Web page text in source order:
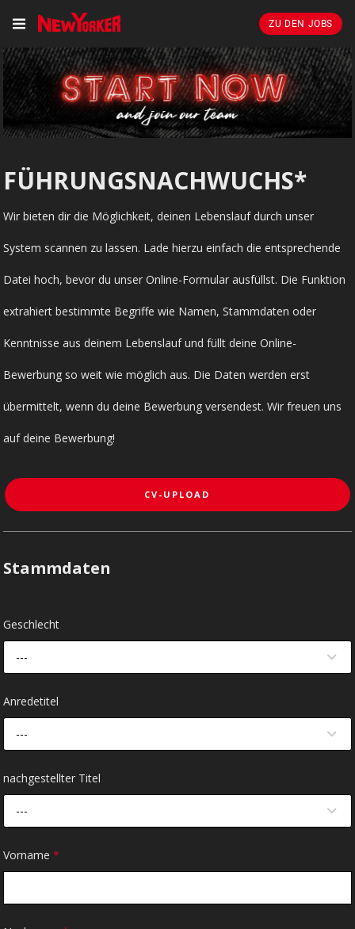
ZU DEN JOBS
FÜHRUNGSNACHWUCHS*
Wir bieten dir die Möglichkeit, deinen Lebenslauf durch unser
System scannen zu lassen. Lade hierzu einfach die entsprechende
Datei hoch, bevor du unser Online-Formular ausfüllst. Die Funktion
extrahiert bestimmte Begriffe wie Namen, Stammdaten oder
Kenntnisse aus deinem Lebenslauf und füllt deine Online-
Bewerbung so weit wie möglich aus. Die Daten werden erst
übermittelt, wenn du deine Bewerbung versendest. Wir freuen uns
auf deine Bewerbung!
CV-UPLOAD
Stammdaten
Geschlecht
---
Anredetitel
---
nachgestellter Titel
---
Vorname*